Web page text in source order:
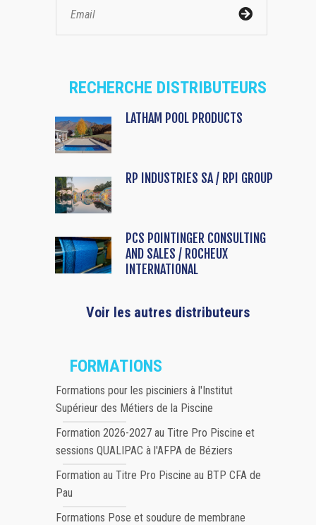
RECHERCHE DISTRIBUTEURS
LATHAM POOL PRODUCTS
RP INDUSTRIES SA / RPI GROUP
PCS POINTINGER CONSULTING
AND SALES / ROCHEUX
INTERNATIONAL
Voir les autres distributeurs
FORMATIONS
Formations pour les pisciniers à l'Institut
Supérieur des Métiers de la Piscine
Formation 2026-2027 au Titre Pro Piscine et
sessions QUALIPAC à l'AFPA de Béziers
Formation au Titre Pro Piscine au BTP CFA de
Pau
Formations Pose et soudure de membrane